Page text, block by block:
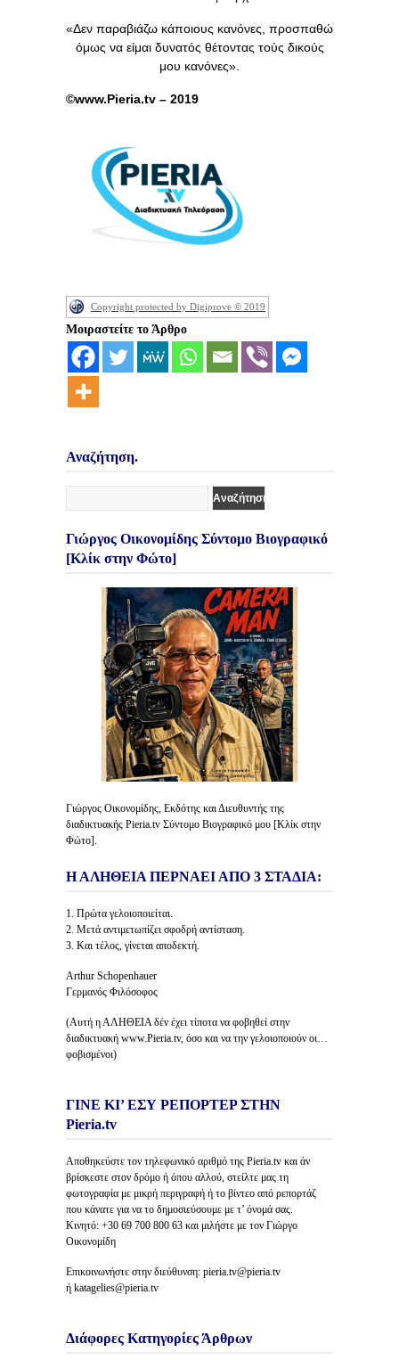
«Δεν παραβιάζω κάποιους κανόνες, προσπαθώ
όμως να είμαι δυνατός θέτοντας τούς δικούς
μου κανόνες».
©www.Pieria.tv – 2019
Copyright protected by Digiprove © 2019
Μοιραστείτε το Άρθρο
Αναζήτηση.
Γιώργος Οικονομίδης Σύντομο Βιογραφικό
[Κλίκ στην Φώτο]
Γιώργος Οικονομίδης, Εκδότης και Διευθυντής της
διαδικτυακής Pieria.tv Σύντομο Βιογραφικό μου [Κλίκ στην
Φώτο].
Η ΑΛΗΘΕΙΑ ΠΕΡΝΑΕΙ ΑΠΟ 3 ΣΤΑΔΙΑ:
1. Πρώτα γελοιοποιείται.
2. Μετά αντιμετωπίζει σφοδρή αντίσταση.
3. Και τέλος, γίνεται αποδεκτή.
Arthur Schopenhauer
Γερμανός Φιλόσοφος
(Αυτή η ΑΛΗΘΕΙΑ δέν έχει τίποτα να φοβηθεί στην
διαδικτυακή www.Pieria.tv, όσο και να την γελοιοποιούν οι…
φοβισμένοι)
ΓΙΝΕ ΚΙ’ ΕΣΥ ΡΕΠΟΡΤΕΡ ΣΤΗΝ
Pieria.tv
Αποθηκεύστε τον τηλεφωνικό αριθμό της Pieria.tv και άν
βρίσκεστε στον δρόμο ή όπου αλλού, στείλτε μας τη
φωτογραφία με μικρή περιγραφή ή το βίντεο από ρεπορτάζ
που κάνατε για να το δημοσιεύσουμε με τ’ όνομά σας.
Κινητό: +30 69 700 800 63 και μιλήστε με τον Γιώργο
Οικονομίδη
Επικοινωνήστε στην διεύθυνση: pieria.tv@pieria.tv
ή katagelies@pieria.tv
Διάφορες Κατηγορίες Άρθρων